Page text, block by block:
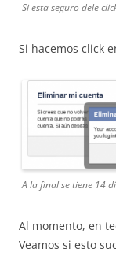
Si esta seguro dele
Si hacemos click
A la final se tiene 14
Al momento, en
Veamos si esto